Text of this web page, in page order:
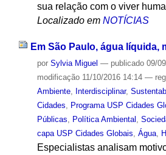
sua relação com o viver
Localizado em NOTÍCIAS
Em São Paulo, água líquida,
por Sylvia Miguel — publicado09/
modificação11/10/2016 14:14 —
Ambiente, Interdisciplinar,
Cidades
Programa USP Cidades
Públicas
Política Ambiental
capa USP Cidades Globais Água,
Especialistas analisam